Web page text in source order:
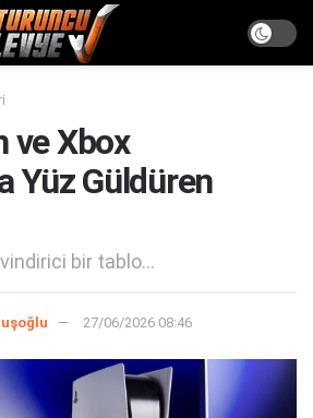
ve Xbox
Yüz Güldüren
bir tablo...
27/06/2026 08:46